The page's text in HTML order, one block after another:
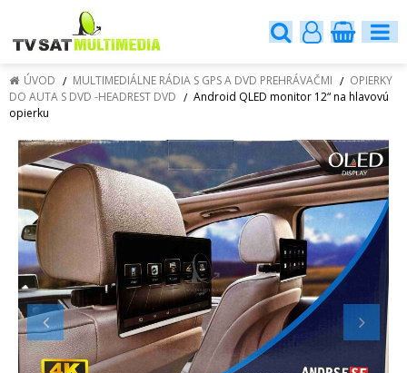
ÚVOD MULTIMEDIÁLNE RÁDIA S GPS A DVD PREHRÁVAČMI
OPIERKY
DO AUTA S DVD -HEADREST DVD
Android QLED monitor 12“ na hlavovú
opierku